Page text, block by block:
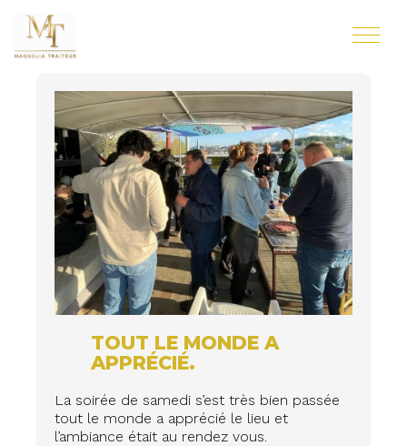
TOUT LE MONDE A
APPRÉCIÉ.
La soirée de samedi s’est très bien passée
tout le monde a apprécié le lieu et
l’ambiance était au rendez vous.